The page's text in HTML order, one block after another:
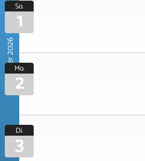
November 2026
So.
1
Mo.
2
Di.
3